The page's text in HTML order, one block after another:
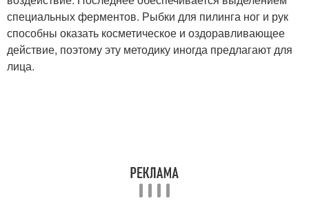
специальных ферментов. Рыбки для пилинга ног и рук
способны оказать косметическое и оздоравливающее
действие, поэтому эту методику иногда предлагают для
лица.